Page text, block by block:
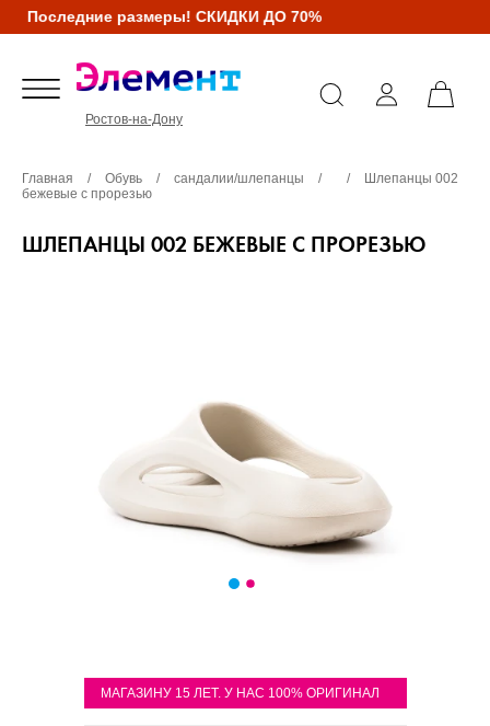
Последние размеры! СКИДКИ ДО 70%
Ростов-на-Дону
Главная / Обувь / сандалии/шлепанцы / /
Шлепанцы 002
бежевые с прорезью
ШЛЕПАНЦЫ 002 БЕЖЕВЫЕ С ПРОРЕЗЬЮ
МАГАЗИНУ 15 ЛЕТ. У НАС 100% ОРИГИНАЛ